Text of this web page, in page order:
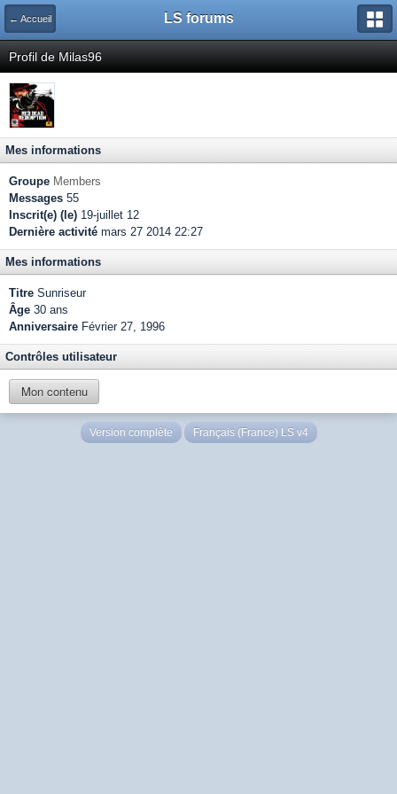
← Accueil LS forums
Profil de Milas96
Mes informations
Groupe Members
Messages 55
Inscrit(e) (le) 19-juillet 12
Dernière activité mars 27 2014 22:27
Mes informations
Titre Sunriseur
Âge 30 ans
Anniversaire Février 27, 1996
Contrôles utilisateur
Mon contenu
Version complète Français (France) LS v4